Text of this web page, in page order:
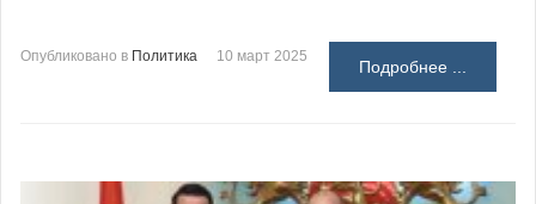
Опубликовано в Политика 10 март 2025
Подробнее ...